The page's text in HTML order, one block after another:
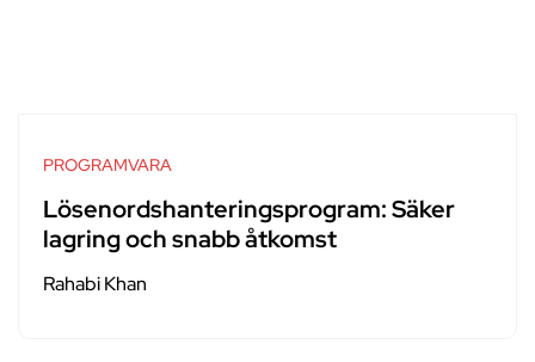
PROGRAMVARA
Lösenordshanteringsprogram: Säker
lagring och snabb åtkomst
Rahabi Khan